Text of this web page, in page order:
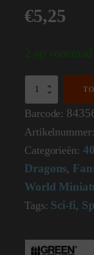
€5,25
2 op voorraad
set
Modular
Ring
Smoke
for
Jump
Packs
Barcode:
Artikelnummer:
Categorieën:
Dragons,
World
Tags: Sci-fi,